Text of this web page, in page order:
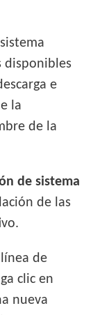
disponibles
e
la
de la
de sistema
de las
de
clic en
nueva